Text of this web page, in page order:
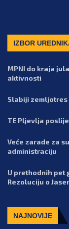
IZBOR
MPNI do kraja
aktivnosti
Slabiji zemljotres
TE Pljevlja
Veće zarade za
administraciju
U prethodnih pet
Rezoluciju o
NAJNOVIJE